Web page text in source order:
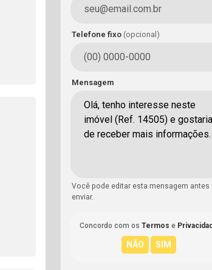
Telefone fixo (opcional)
Mensagem
Você pode editar esta mensagem antes
enviar.
Concordo com os Termos e